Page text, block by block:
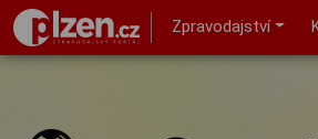
Zpravodajství